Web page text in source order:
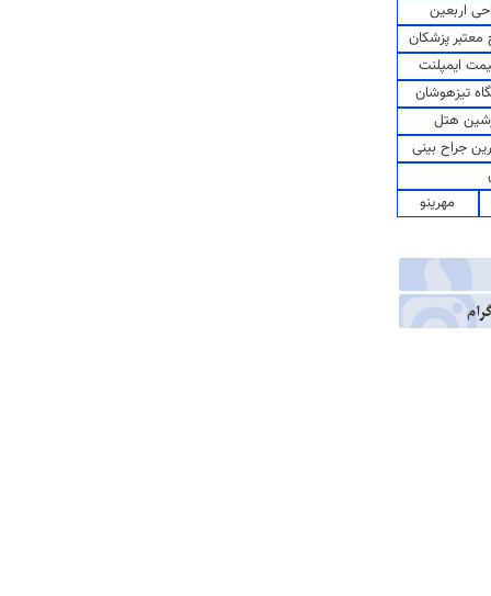
اربعین
پزشکان
ایمپلنت
تیزهوشان
هتل
جراح بینی
مهرینو